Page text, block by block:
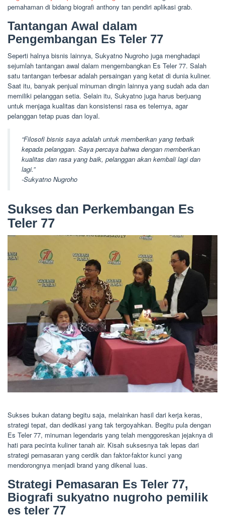
pemahaman di bidang biografi anthony tan pendiri aplikasi grab.
Tantangan Awal dalam
Pengembangan Es Teler 77
Seperti halnya bisnis lainnya, Sukyatno Nugroho juga menghadapi
sejumlah tantangan awal dalam mengembangkan Es Teler 77. Salah
satu tantangan terbesar adalah persaingan yang ketat di dunia kuliner.
Saat itu, banyak penjual minuman dingin lainnya yang sudah ada dan
memiliki pelanggan setia. Selain itu, Sukyatno juga harus berjuang
untuk menjaga kualitas dan konsistensi rasa es telernya, agar
pelanggan tetap puas dan loyal.
“Filosofi bisnis saya adalah untuk memberikan yang terbaik
kepada pelanggan. Saya percaya bahwa dengan memberikan
kualitas dan rasa yang baik, pelanggan akan kembali lagi dan
lagi.”
-Sukyatno Nugroho
Sukses dan Perkembangan Es
Teler 77
Sukses bukan datang begitu saja, melainkan hasil dari kerja keras,
strategi tepat, dan dedikasi yang tak tergoyahkan. Begitu pula dengan
Es Teler 77, minuman legendaris yang telah menggoreskan jejaknya di
hati para pecinta kuliner tanah air. Kisah suksesnya tak lepas dari
strategi pemasaran yang cerdik dan faktor-faktor kunci yang
mendorongnya menjadi brand yang dikenal luas.
Strategi Pemasaran Es Teler 77,
Biografi sukyatno nugroho pemilik
es teler 77